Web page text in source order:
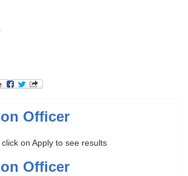
Officer
on Apply to see results
Officer